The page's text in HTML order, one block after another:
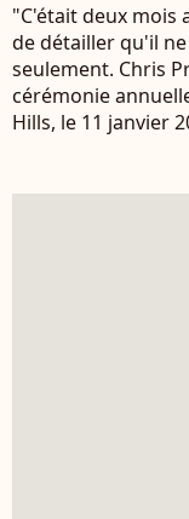
"C'était deux mois
de détailler qu'il
seulement. Chris
cérémonie
Hills, le 11 janvier